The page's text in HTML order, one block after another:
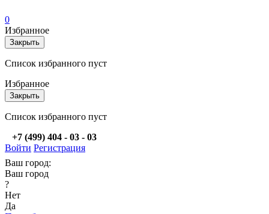
0
Избранное
Закрыть
Список избранного пуст
Избранное
Закрыть
Список избранного пуст
+7 (499) 404 - 03 - 03
Войти Регистрация
Ваш город:
Ваш город
?
Нет
Да